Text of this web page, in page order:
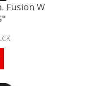
Fusion W
dan 5